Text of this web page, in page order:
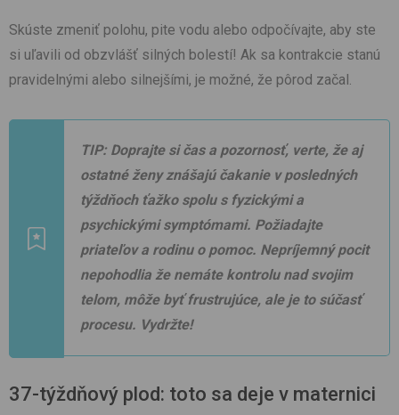
Skúste zmeniť polohu, pite vodu alebo odpočívajte, aby ste
si uľavili od obzvlášť silných bolestí! Ak sa kontrakcie stanú
pravidelnými alebo silnejšími, je možné, že pôrod začal.
TIP: Doprajte si čas a pozornosť, verte, že aj
ostatné ženy znášajú čakanie v posledných
týždňoch ťažko spolu s fyzickými a
psychickými symptómami. Požiadajte
priateľov a rodinu o pomoc. Nepríjemný pocit
nepohodlia že nemáte kontrolu nad svojim
telom, môže byť frustrujúce, ale je to súčasť
procesu. Vydržte!
37-týždňový plod: toto sa deje v maternici